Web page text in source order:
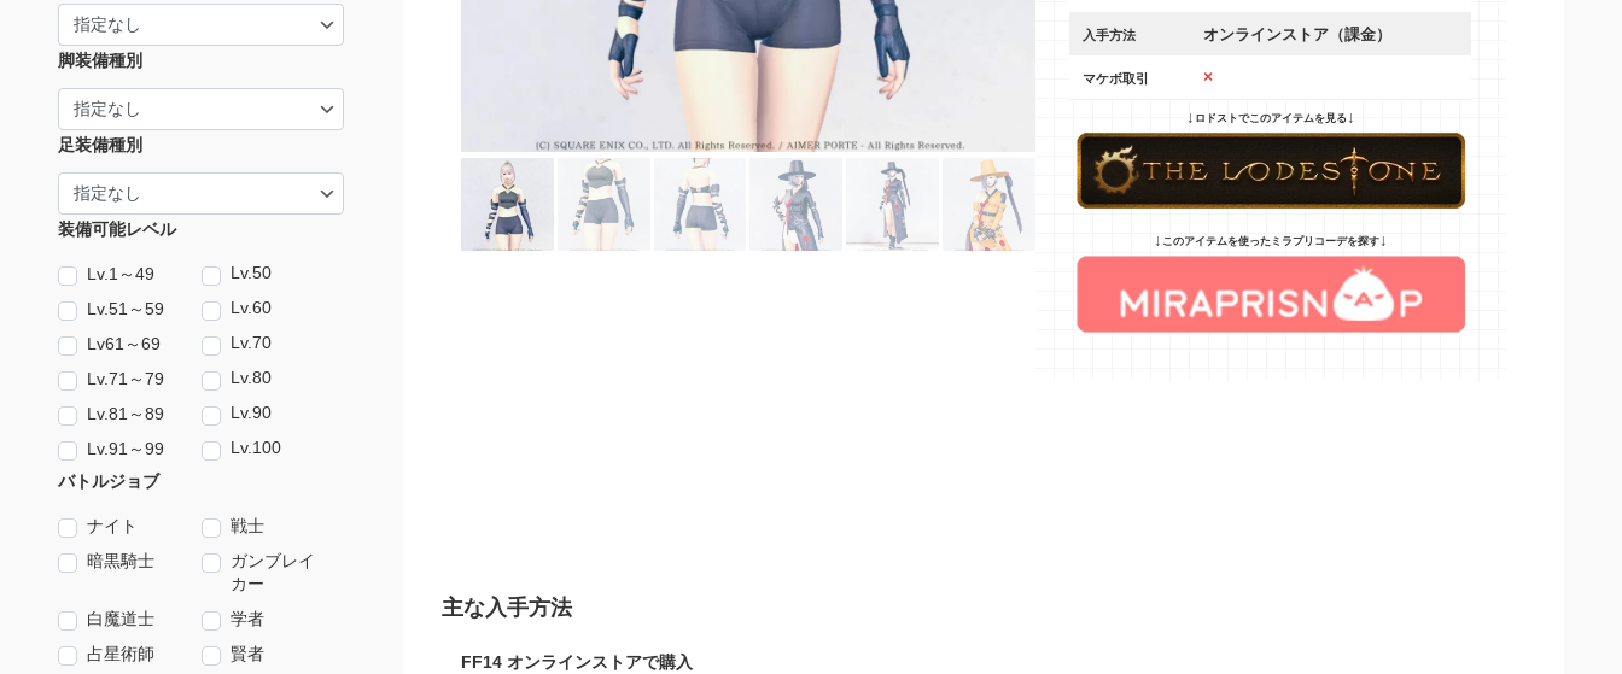
入手方法 オンラインストア（課金）
マケボ取引 ×
↓ ロドストでこのアイテムを見る↓
↓ このアイテムを使ったミラプリコーデを探す↓
主な入手方法
FF14 オンラインストアで購入
脚装備種別
足装備種別
装備可能レベル
Lv.1～49
Lv.50
Lv.51～59
Lv.60
Lv61～69
Lv.70
Lv.71～79
Lv.80
Lv.81～89
Lv.90
Lv.91～99
Lv.100
バトルジョブ
ナイト
戦士
暗黒騎士
ガンブレイ
カー
白魔道士
学者
占星術師
賢者